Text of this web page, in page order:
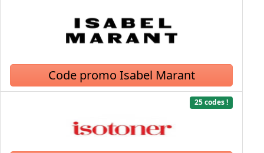
Code promo Isabel Marant
25 codes !